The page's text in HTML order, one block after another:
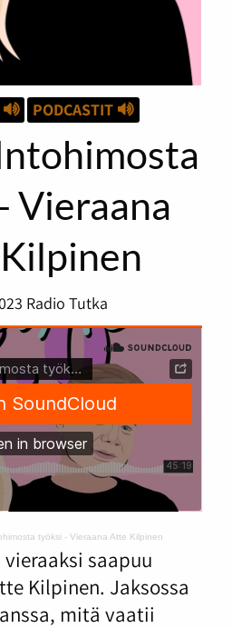
PODCASTIT
Vieraana
Radio Tutka
työksi - Vieraana Atte Kilpinen
saapuu
Kilpinen. Jaksossa
mitä vaatii